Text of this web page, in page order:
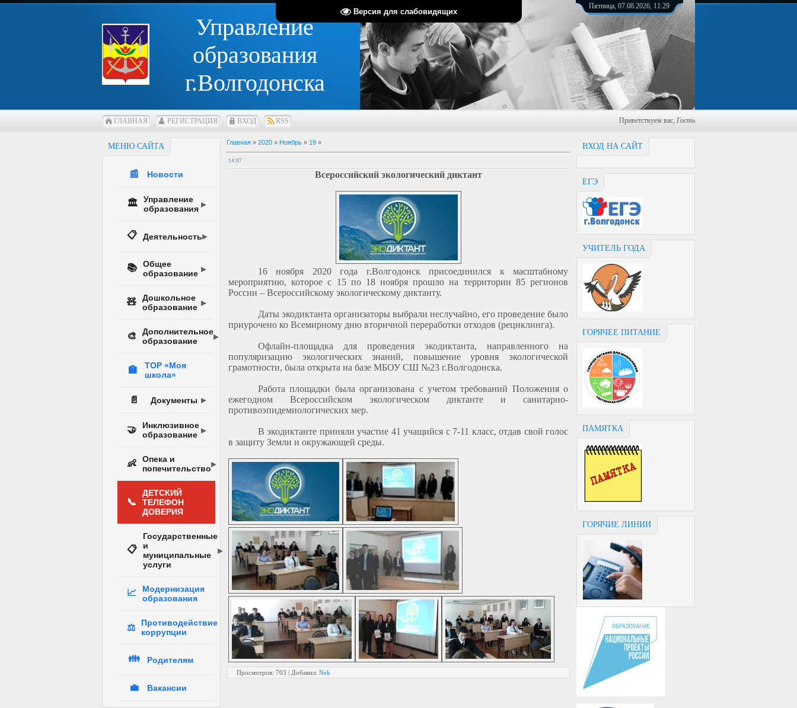
Версия для слабовидящих
Управление
образования
г.Волгодонска
Пятница, 07.08.2026, 11:29
ГЛАВНАЯ РЕГИСТРАЦИЯ ВХОД RSS Приветствуем вас, Гость
МЕНЮ САЙТА
📰 Новости
🏛️
Управление
образования
📋 Деятельность
📚
Общее
образование
🧸
Дошкольное
образование
🎨
Дополнительное
образование
🏫
ТОР «Моя
школа»
📄 Документы
🤝
Инклюзивное
образование
👶
Опека и
попечительство
📞
ДЕТСКИЙ
ТЕЛЕФОН
ДОВЕРИЯ
📋
Государственные
и
муниципальные
услуги
📈
Модернизация
образования
⚖️
Противодействие
коррупции
👪 Родителям
💼 Вакансии
ВХОД НА САЙТ
ЕГЭ
УЧИТЕЛЬ ГОДА
ГОРЯЧЕЕ ПИТАНИЕ
ПАМЯТКА
ГОРЯЧИЕ ЛИНИИ
Главная » 2020 » Ноябрь » 19 »
14:07
Всероссийский экологический диктант
16 ноября 2020 года г.Волгодонск присоединился к масштабному
мероприятию, которое с 15 по 18 ноября прошло на территории 85 регионов
России – Всероссийскому экологическому диктанту.
Даты экодиктанта организаторы выбрали неслучайно, его проведение было
приурочено ко Всемирному дню вторичной переработки отходов (рециклинга).
Офлайн-площадка для проведения экодиктанта, направленного на
популяризацию экологических знаний, повышение уровня экологической
грамотности, была открыта на базе МБОУ СШ №23 г.Волгодонска.
Работа площадки была организована с учетом требований Положения о
ежегодном Всероссийском экологическом диктанте и санитарно-
противоэпидемиологических мер.
В экодиктанте приняли участие 41 учащийся с 7-11 класс, отдав свой голос
в защиту Земли и окружающей среды.
Просмотров: 703 | Добавил: Nek